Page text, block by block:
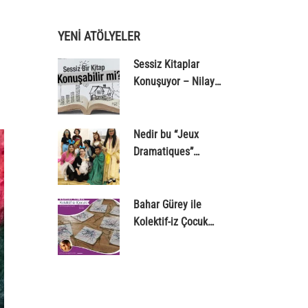
YENİ ATÖLYELER
Sessiz Kitaplar
Konuşuyor – Nilay
Nedir bu “Jeux
Dramatiques”
Bahar Gürey ile
Kolektif-iz Çocuk